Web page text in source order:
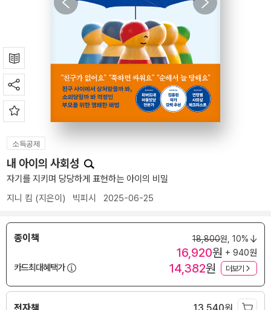
소득공제
내 아이의 사회성
자기를 지키며 당당하게 표현하는 아이의 비밀
지니 킴 (지은이) 빅피시 2025-06-25
종이책 18,800원, 10%
16,920원 + 940원
카드최대혜택가
14,382원 더보기